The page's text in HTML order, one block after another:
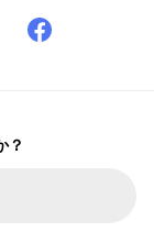
？